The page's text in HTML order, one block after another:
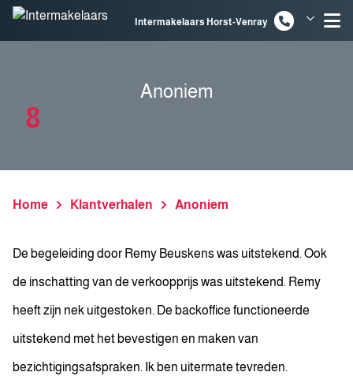
Spring naar inhoud
Intermakelaars Horst-Venray
Anoniem
8
Home Klantverhalen Anoniem
De begeleiding door Remy Beuskens was uitstekend. Ook
de inschatting van de verkoopprijs was uitstekend. Remy
heeft zijn nek uitgestoken. De backoffice functioneerde
uitstekend met het bevestigen en maken van
bezichtigingsafspraken. Ik ben uitermate tevreden.